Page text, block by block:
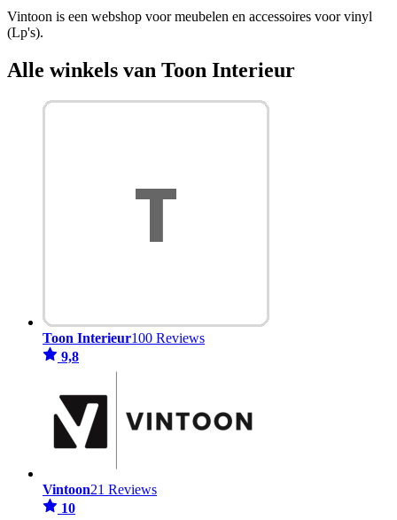
Vintoon is een webshop voor meubelen en accessoires voor vinyl
(Lp's).
Alle winkels van Toon Interieur
Toon Interieur100 Reviews
9,8
Vintoon21 Reviews
10